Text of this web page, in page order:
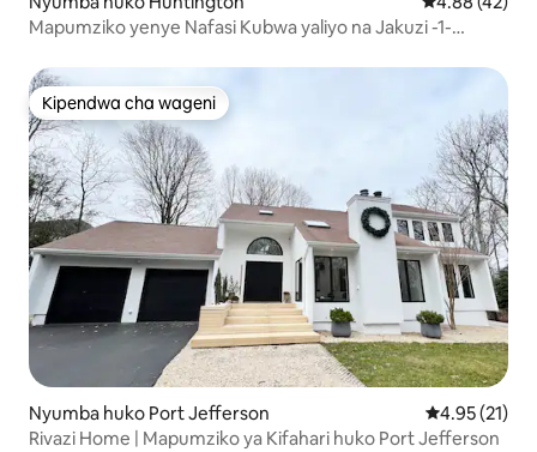
Mapumziko yenye Nafasi Kubwa yaliyo na Jakuzi -1-
Kipendwa cha wageni
Kipendwa cha wageni
Nyumba huko Port Jefferson Ukadiriaji wa
4.95 (21)
Rivazi Home | Mapumziko ya Kifahari huko Port Jefferson